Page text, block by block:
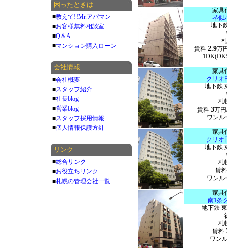
家具
琴似
地下
賃料 2.9万
家具
クリオ
地下鉄
札
賃料 3万
ワンル
家具
クリオ
地下鉄
札
賃
ワンル
家具
南1条
地下鉄
札
賃料
ワン
困ったときは
■教えて!!Mr.アパマン
■お客様無料相談室
■Q＆A
■マンション購入ローン
会社情報
■会社概要
■スタッフ紹介
■社長blog
■営業blog
■スタッフ採用情報
■個人情報保護方針
リンク
■総合リンク
■お役立ちリンク
■札幌の管理会社一覧